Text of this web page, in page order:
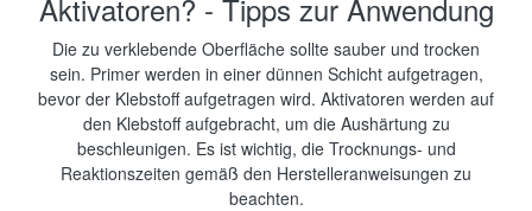
Aktivatoren? - Tipps zur Anwendung
Die zu verklebende Oberfläche sollte sauber und trocken
sein. Primer werden in einer dünnen Schicht aufgetragen,
bevor der Klebstoff aufgetragen wird. Aktivatoren werden auf
den Klebstoff aufgebracht, um die Aushärtung zu
beschleunigen. Es ist wichtig, die Trocknungs- und
Reaktionszeiten gemäß den Herstelleranweisungen zu
beachten.